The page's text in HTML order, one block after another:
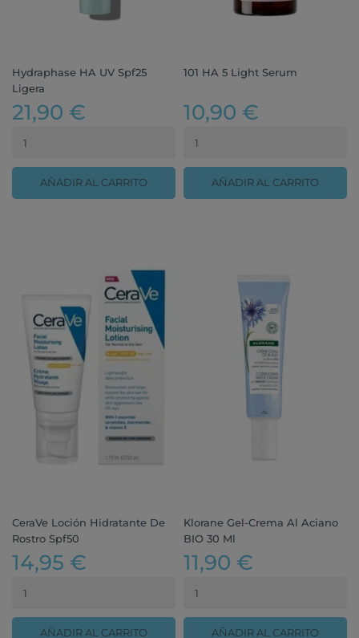
Hydraphase HA UV Spf25
Ligera
21,90 €
AÑADIR AL CARRITO
101 HA 5 Light Serum
10,90 €
AÑADIR AL CARRITO
CeraVe Loción Hidratante De
Rostro Spf50
14,95 €
AÑADIR AL CARRITO
Klorane Gel-Crema Al Aciano
BIO 30 Ml
11,90 €
AÑADIR AL CARRITO